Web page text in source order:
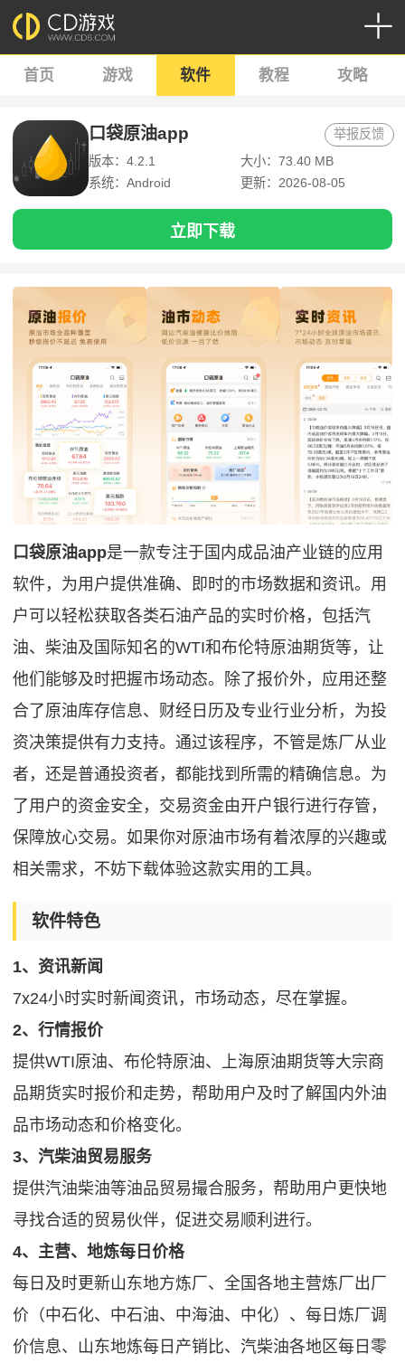
首页 游戏 软件 教程 攻略
口袋原油app
版本：4.2.1
大小：73.40 MB
系统：Android
更新：2026-08-05
举报反馈
立即下载
口袋原油app是一款专注于国内成品油产业链的应用
软件，为用户提供准确、即时的市场数据和资讯。用
户可以轻松获取各类石油产品的实时价格，包括汽
油、柴油及国际知名的WTI和布伦特原油期货等，让
他们能够及时把握市场动态。除了报价外，应用还整
合了原油库存信息、财经日历及专业行业分析，为投
资决策提供有力支持。通过该程序，不管是炼厂从业
者，还是普通投资者，都能找到所需的精确信息。为
了用户的资金安全，交易资金由开户银行进行存管，
保障放心交易。如果你对原油市场有着浓厚的兴趣或
相关需求，不妨下载体验这款实用的工具。
软件特色
1、资讯新闻
7x24小时实时新闻资讯，市场动态，尽在掌握。
2、行情报价
提供WTI原油、布伦特原油、上海原油期货等大宗商
品期货实时报价和走势，帮助用户及时了解国内外油
品市场动态和价格变化。
3、汽柴油贸易服务
提供汽油柴油等油品贸易撮合服务，帮助用户更快地
寻找合适的贸易伙伴，促进交易顺利进行。
4、主营、地炼每日价格
每日及时更新山东地方炼厂、全国各地主营炼厂出厂
价（中石化、中石油、中海油、中化）、每日炼厂调
价信息、山东地炼每日产销比、汽柴油各地区每日零